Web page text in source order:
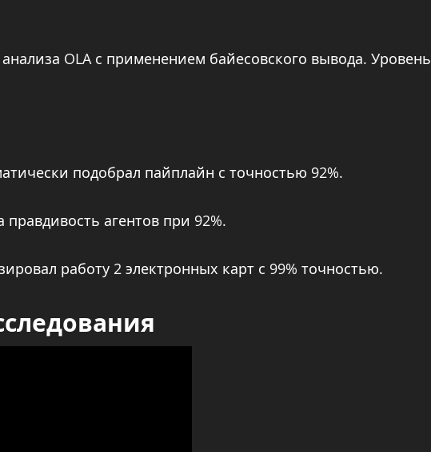
OLA с применением байесовского вывода. Уровень
подобрал пайплайн с точностью 92%.
агентов при 92%.
работу 2 электронных карт с 99% точностью.